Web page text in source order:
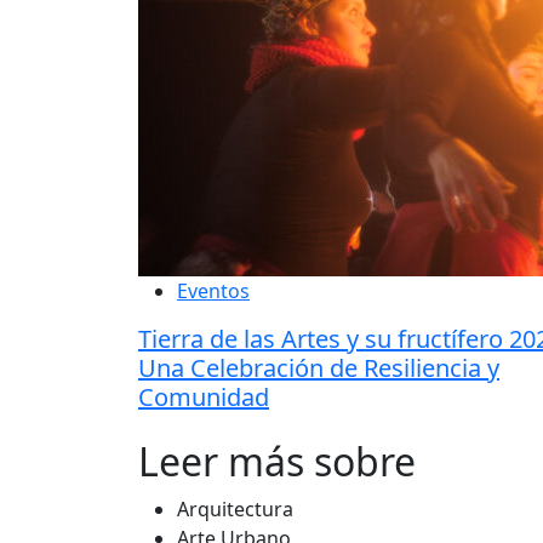
Eventos
Tierra de las Artes y su fructífero
Una Celebración de Resiliencia y
Comunidad
Leer más sobre
Arquitectura